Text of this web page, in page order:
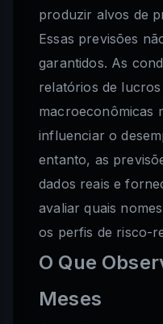
produzir alvos de
Essas previsões
garantidos. As
relatórios de
macroeconômicas
influenciar o
entanto, as
dados reais e
avaliar quais
os perfis de risco-
O Que
Meses